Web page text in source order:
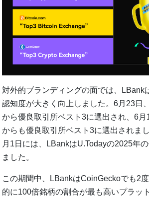
対外的ブランディングの面では、LBank
認知度が大きく向上しました。6月23日
から優良取引所ベスト3に選出され、6月
からも優良取引所ベスト3に選出されま
月1日には、LBankはU.Todayの2025年
ました。
この期間中、LBankはCoinGeckoでも2
的に100倍銘柄の割合が最も高いプラッ